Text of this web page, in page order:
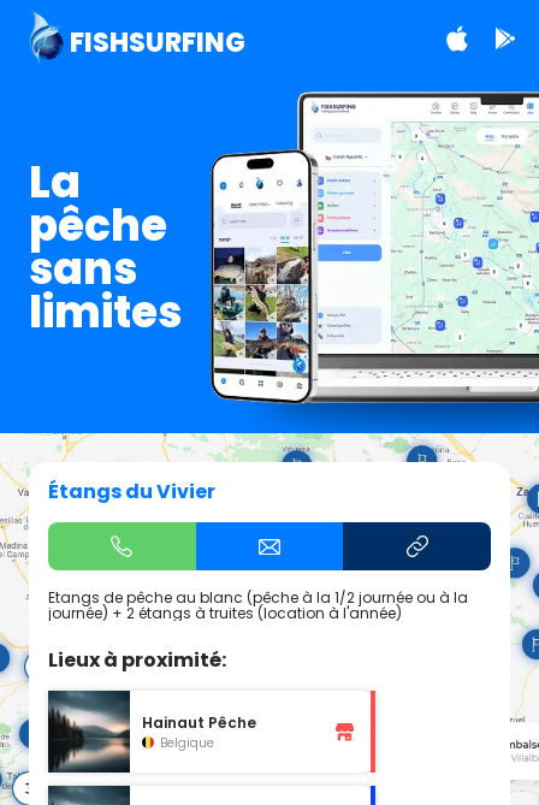
FISHSURFING
La
pêche
sans
limites
Étangs du Vivier
Etangs de pêche au blanc (pêche à la 1/2 journée ou à la
journée) + 2 étangs à truites (location à l'année)
Lieux à proximité:
Hainaut Pêche
Belgique